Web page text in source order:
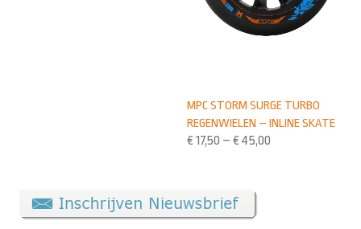
MPC STORM SURGE TURBO
REGENWIELEN – INLINE SKATE
€ 17,50 – € 45,00